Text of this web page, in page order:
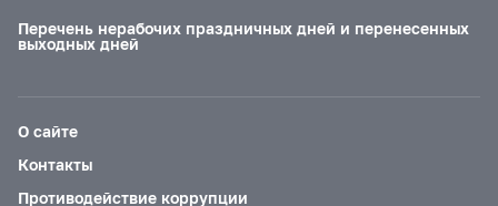
Перечень нерабочих праздничных дней и перенесенных
выходных дней
О сайте
Контакты
Противодействие коррупции